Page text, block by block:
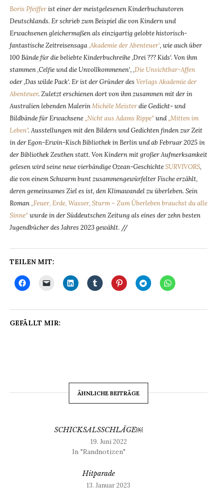
Boris Pfeifferist einer der meistgelesenen Kinderbuchautoren
Deutschlands. Er schrieb zum Beispiel die von Kindern und
Erwachsenen gleichermaßen als einzigartig gelobte historisch-
fantastische Zeitreisensaga‚Akademie der Abenteuer‘, wie auch über
100 Bände für die beliebte Kinderbuchreihe ‚Drei ??? Kids‘. Von ihm
stammen ‚Celfie und die Unvollkommenen‘, ‚Die Unsichtbar-Affen
oder ‚Das wilde Pack‘. Er ist der Gründer des Verlags Akademie der
Abenteuer. Zuletzt erschienen dort von ihm zusammen mit der in
Australien lebenden MalerinMichèle Meisterdie Gedicht- und
Bildbände für Erwachsene„Nicht aus Adams Rippe“und„Mitten im
Leben“. Ausstellungen mit den Bildern und Gedichten finden zur Zeit
in der Egon-Erwin-Kisch Bibliothek in Berlin und ab Februar 2025 in
der Bibliothek Zeuthen statt. Von Kindern mit großer Aufmerksamkeit
gelesen wird seine neue vierbändige Ozean-GeschichteSURVIVORS,
die von einem Schwarm bunt zusammengewürfelter Fische erzählt,
deren gemeinsames Ziel es ist, den Klimawandel zu überleben. Sein
Roman„Feuer, Erde, Wasser, Sturm – Zum Überleben brauchst du alle
Sinne“wurde in der Süddeutschen Zeitung als eines der zehn besten
Jugendbücher des Jahres 2023 gewählt. //
TEILEN MIT:
GEFÄLLT MIR:
ÄHNLICHE BEITRÄGE
SCHICKSALSSCHLÄGE￼
19. Juni 2022
In "Randnotizen"
Hitparade
13. Januar 2023